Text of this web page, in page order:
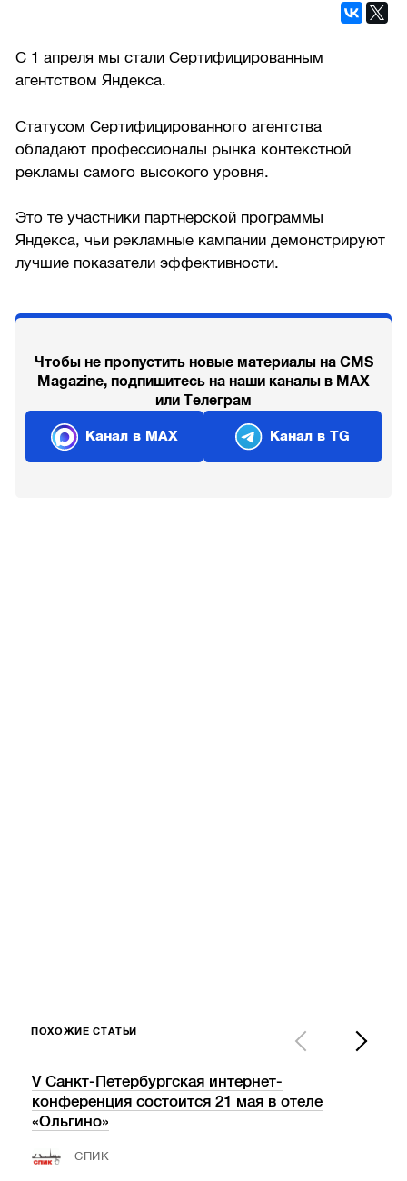
С 1 апреля мы стали Сертифицированным
агентством Яндекса.
Статусом Сертифицированного агентства
обладают профессионалы рынка контекстной
рекламы самого высокого уровня.
Это те участники партнерской программы
Яндекса, чьи рекламные кампании демонстрируют
лучшие показатели эффективности.
Чтобы не пропустить новые материалы на CMS
Magazine, подпишитесь на наши каналы в MAX
или Телеграм
Канал в MAX Канал в TG
ПОХОЖИЕ СТАТЬИ
V Санкт-Петербургская интернет-
конференция состоится 21 мая в отеле
«Ольгино»
СПИК